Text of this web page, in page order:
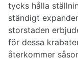
tycks hålla
ständigt
storstaden
för dessa
återkommer